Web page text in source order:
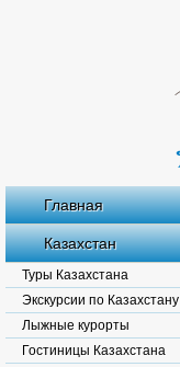
Главная
Казахстан
Туры Казахстана
Экскурсии по Казахстану
Лыжные курорты
Гостиницы Казахстана